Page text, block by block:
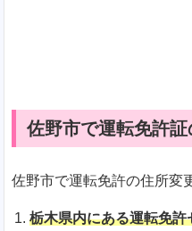
佐野市で運転免許
佐野市で運転免許の住所変
栃木県内にある運転免